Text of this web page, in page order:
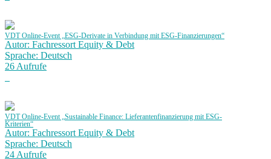
VDT Online-Event „ESG-Derivate in Verbindung mit ESG-Finanzierungen“
Autor: Fachressort Equity & Debt
Sprache: Deutsch
26 Aufrufe
VDT Online-Event „Sustainable Finance: Lieferantenfinanzierung mit ESG-
Kriterien“
Autor: Fachressort Equity & Debt
Sprache: Deutsch
24 Aufrufe